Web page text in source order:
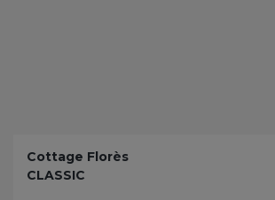
Cottage Florès
CLASSIC